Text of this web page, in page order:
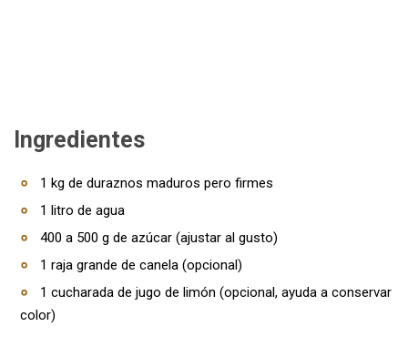
Ingredientes
1 kg de duraznos maduros pero firmes
1 litro de agua
400 a 500 g de azúcar (ajustar al gusto)
1 raja grande de canela (opcional)
1 cucharada de jugo de limón (opcional, ayuda a conservar
color)